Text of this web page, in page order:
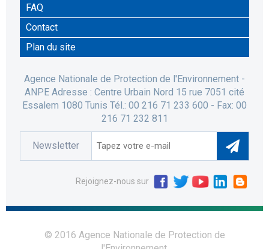
FAQ
Contact
Plan du site
Agence Nationale de Protection de l'Environnement -
ANPE Adresse : Centre Urbain Nord 15 rue 7051 cité
Essalem 1080 Tunis Tél.: 00 216 71 233 600 - Fax: 00
216 71 232 811
Newsletter
Rejoignez-nous sur
© 2016 Agence Nationale de Protection de